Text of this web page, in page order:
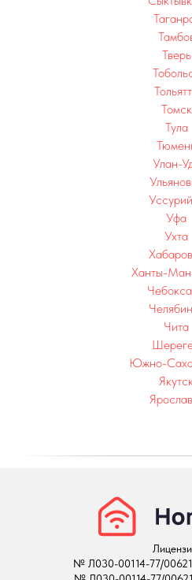
Тверь
Томск
Тула
Улан-
Уфа
Ухта
Ханты-
Чита
Южно-
№ Л030-00114-77/